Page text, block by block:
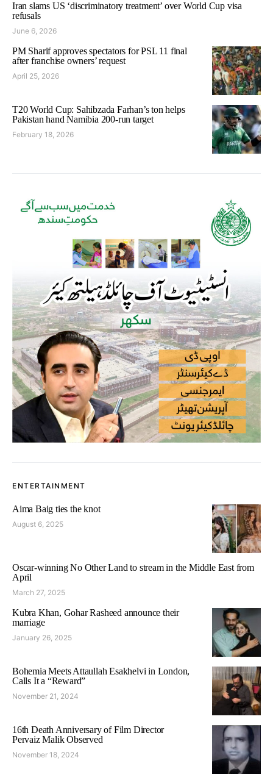
Iran slams US ‘discriminatory treatment’ over World Cup visa
refusals
June 6, 2026
PM Sharif approves spectators for PSL 11 final
after franchise owners’ request
April 25, 2026
T20 World Cup: Sahibzada Farhan’s ton helps
Pakistan hand Namibia 200-run target
February 18, 2026
ENTERTAINMENT
Aima Baig ties the knot
August 6, 2025
Oscar-winning No Other Land to stream in the Middle East from
April
March 27, 2025
Kubra Khan, Gohar Rasheed announce their
marriage
January 26, 2025
Bohemia Meets Attaullah Esakhelvi in London,
Calls It a “Reward”
November 21, 2024
16th Death Anniversary of Film Director
Pervaiz Malik Observed
November 18, 2024